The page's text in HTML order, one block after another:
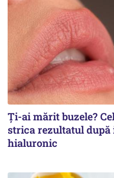
Ți-ai mărit buzele?
strica rezultatul după
hialuronic